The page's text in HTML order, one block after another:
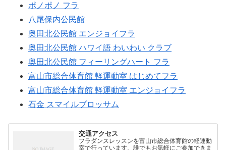
ポノポノ フラ
八尾保内公民館
奥田北公民館 エンジョイフラ
奥田北公民館 ハワイ語 わいわい クラブ
奥田北公民館 フィーリングハート フラ
富山市総合体育館 軽運動室 はじめてフラ
富山市総合体育館 軽運動室 エンジョイフラ
石金 スマイルブロッサム
交通アクセス
フラダンスレッスンを富山市総合体育館の軽運動
室で行っています。誰でもお気軽にご参加できま